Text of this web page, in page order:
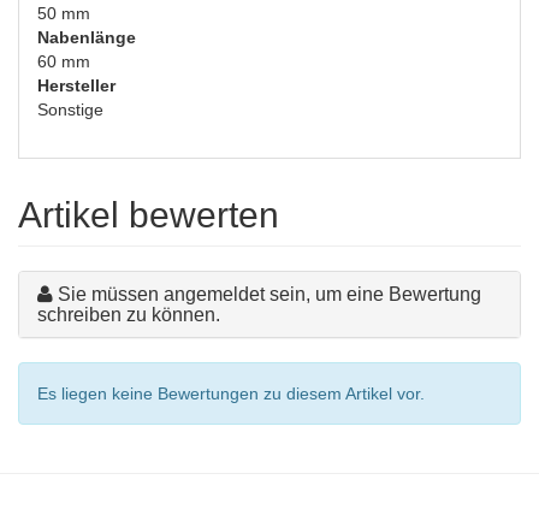
50 mm
Nabenlänge
60 mm
Hersteller
Sonstige
Artikel bewerten
Sie müssen angemeldet sein, um eine Bewertung
schreiben zu können.
Es liegen keine Bewertungen zu diesem Artikel vor.